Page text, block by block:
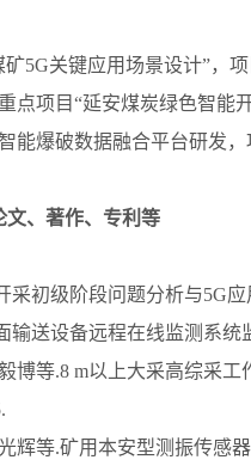
矿5G关键应用场景设计”，
点项目“延安煤炭绿色智能
能爆破数据融合平台研发
文、著作、专利等
采初级阶段问题分析与5G
输送设备远程在线监测系统
博等.8 m以上大采高综采
辉等.矿用本安型测振传感